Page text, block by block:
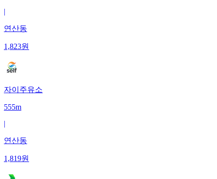
|
연산동
1,823원
자이주유소
555m
|
연산동
1,819원